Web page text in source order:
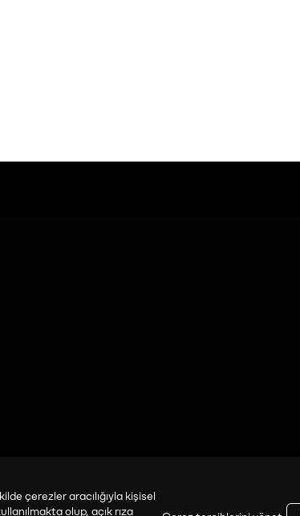
çerezler aracılığıyla kişisel
olup, açık rıza